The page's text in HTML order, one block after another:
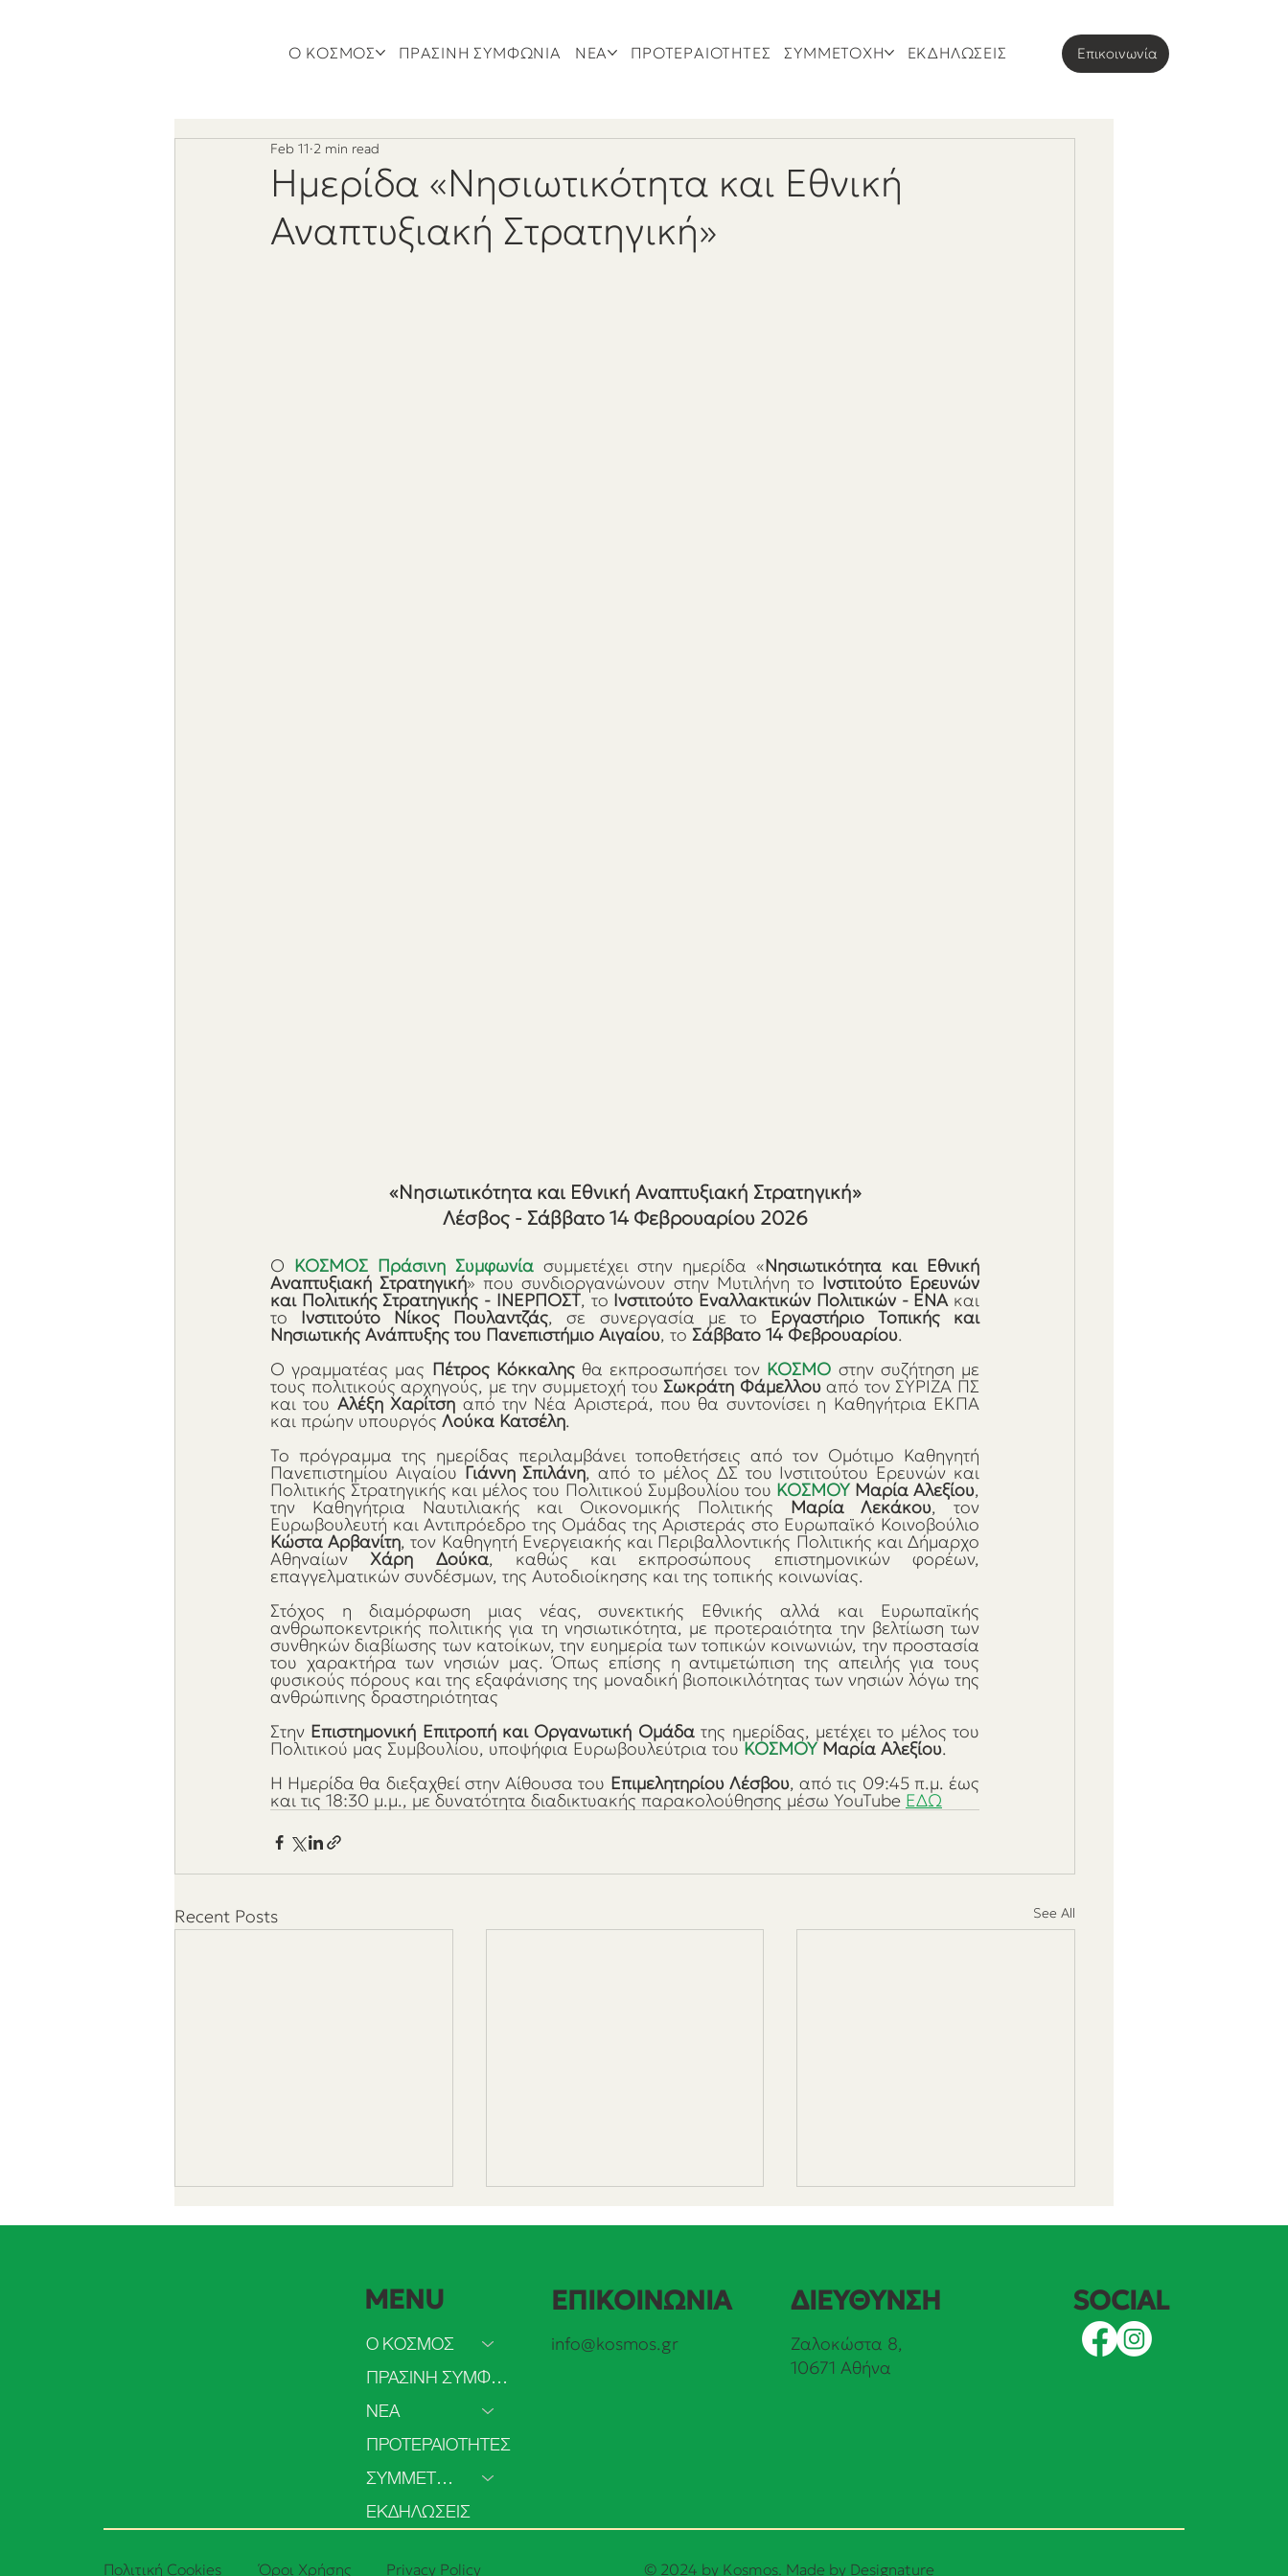
Ο ΚΟΣΜΟΣ ΠΡΑΣΙΝΗ ΣΥΜΦΩΝΙΑ ΝΕΑ ΠΡΟΤΕΡΑΙΟΤΗΤΕΣ ΣΥΜΜΕΤΟΧΗ ΕΚΔΗΛΩΣΕΙΣ Eπικοινωνία
Hμερίδα «Νησιωτικότητα και Εθνική
Αναπτυξιακή Στρατηγική»
Feb 11 2 min read
«Νησιωτικότητα και Εθνική Αναπτυξιακή Στρατηγική»
Λέσβος - Σάββατο 14 Φεβρουαρίου 2026
Ο ΚΟΣΜΟΣ Πράσινη Συμφωνία συμμετέχει στην ημερίδα «Νησιωτικότητα και Εθνική
Αναπτυξιακή Στρατηγική» που συνδιοργανώνουν στην Μυτιλήνη το Ινστιτούτο Ερευνών
και Πολιτικής Στρατηγικής - ΙΝΕΡΠΟΣΤ, το Ινστιτούτο Εναλλακτικών Πολιτικών - ΕΝΑ και
το Ινστιτούτο Νίκος Πουλαντζάς, σε συνεργασία με το Εργαστήριο Τοπικής και
Νησιωτικής Ανάπτυξης του Πανεπιστήμιο Αιγαίου, το Σάββατο 14 Φεβρουαρίου.
Ο γραμματέας μας Πέτρος Κόκκαλης θα εκπροσωπήσει τον ΚΟΣΜΟ στην συζήτηση με
τους πολιτικούς αρχηγούς, με την συμμετοχή του Σωκράτη Φάμελλου από τον ΣΥΡΙΖΑ ΠΣ
και του Αλέξη Χαρίτση από την Νέα Αριστερά, που θα συντονίσει η Καθηγήτρια ΕΚΠΑ
και πρώην υπουργός Λούκα Κατσέλη.
Το πρόγραμμα της ημερίδας περιλαμβάνει τοποθετήσεις από τον Ομότιμο Καθηγητή
Πανεπιστημίου Αιγαίου Γιάννη Σπιλάνη, από το μέλος ΔΣ του Ινστιτούτου Ερευνών και
Πολιτικής Στρατηγικής και μέλος του Πολιτικού Συμβουλίου του ΚΟΣΜΟΥ Μαρία Αλεξίου,
την Καθηγήτρια Ναυτιλιακής και Οικονομικής Πολιτικής Μαρία Λεκάκου, τον
Κώστα Αρβανίτη, τον Καθηγητή Ενεργειακής και Περιβαλλοντικής Πολιτικής και Δήμαρχο
Αθηναίων Χάρη Δούκα, καθώς και εκπροσώπους επιστημονικών φορέων,
επαγγελματικών συνδέσμων, της Αυτοδιοίκησης και της τοπικής κοινωνίας.
Στόχος η διαμόρφωση μιας νέας, συνεκτικής Εθνικής αλλά και Ευρωπαϊκής
ανθρωποκεντρικής πολιτικής για τη νησιωτικότητα, με προτεραιότητα την βελτίωση των
συνθηκών διαβίωσης των κατοίκων, την ευημερία των τοπικών κοινωνιών, την προστασία
του χαρακτήρα των νησιών μας. Όπως επίσης η αντιμετώπιση της απειλής για τους
φυσικούς πόρους και της εξαφάνισης της μοναδική βιοποικιλότητας των νησιών λόγω της
ανθρώπινης δραστηριότητας
Στην Επιστημονική Επιτροπή και Οργανωτική Ομάδα της ημερίδας, μετέχει το μέλος του
Πολιτικού μας Συμβουλίου, υποψήφια Ευρωβουλεύτρια του ΚΟΣΜΟΥ Μαρία Αλεξίου.
Η Ημερίδα θα διεξαχθεί στην Αίθουσα του Επιμελητηρίου Λέσβου, από τις 09:45 π.μ. έως
και τις 18:30 μ.μ., με δυνατότητα διαδικτυακής παρακολούθησης μέσω YouTube ΕΔΩ
Recent Posts See All
Ο ΚΟΣΜΟΣ στο 3ο Συνέδριο
Τα πρώτα αποτελέσματα της
Συμπεράσματα Δημόσιου
MENU
Ο ΚΟΣΜΟΣ
ΠΡΑΣΙΝΗ ΣΥΜΦΩΝΙΑ
ΝΕΑ
ΠΡΟΤΕΡΑΙΟΤΗΤΕΣ
ΣΥΜΜΕΤΟΧΗ
ΕΚΔΗΛΩΣΕΙΣ
ΕΠΙΚΟΙΝΩΝΙΑ
info@kosmos.gr
ΔΙΕΥΘΥΝΣΗ
Ζαλοκώστα 8,
10671 Αθήνα
SOCIAL
© 2024 by Kosmos. Made by Designature
Πολιτική Cookies Όροι Χρήσης Privacy Policy